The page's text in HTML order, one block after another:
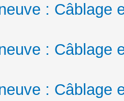
: Câblage
: Câblage
: Câblage